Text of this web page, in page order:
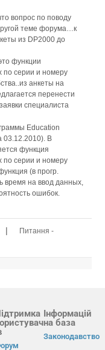
вопрос по поводу
теме форума…к
из DP2000 до
функции
по серии и номеру
анкеты на
перенести
специалиста
Education
03.12.2010). В
функция
по серии и номеру
(в прогр.
время на ввод данных,
ошибок.
|
Питання -
Інформацій
на база
Законодавство